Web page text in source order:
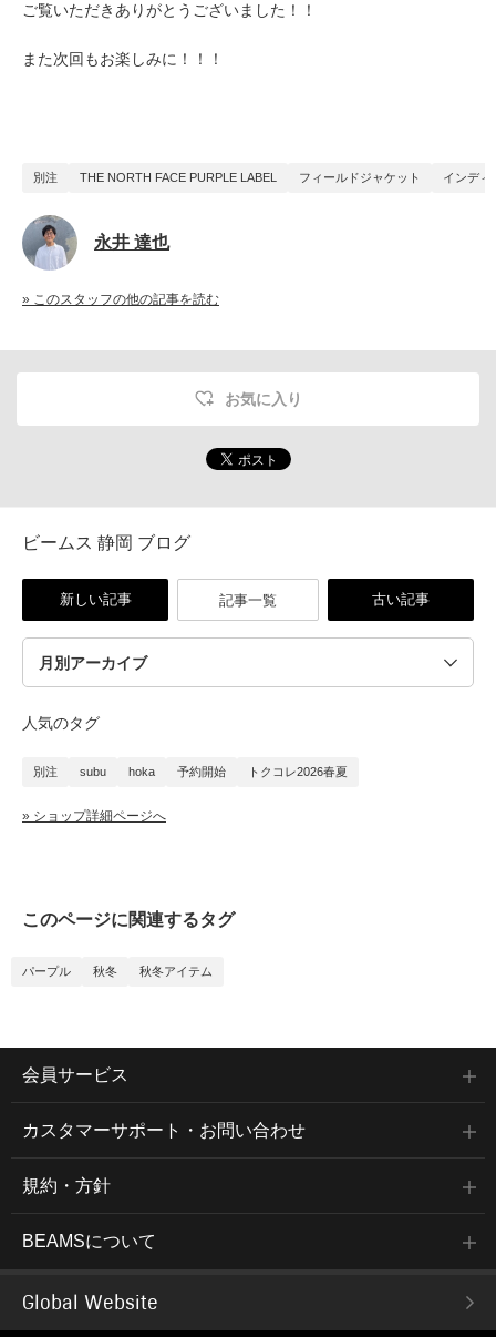
ご覧いただきありがとうございました！！
また次回もお楽しみに！！！
別注 THE NORTH FACE PURPLE LABEL フィールドジャケット インディ
永井 達也
» このスタッフの他の記事を読む
お気に入り
ビームス 静岡 ブログ
新しい記事 記事一覧 古い記事
人気のタグ
別注 subu hoka 予約開始 トクコレ2026春夏
» ショップ詳細ページへ
このページに関連するタグ
パープル 秋冬 秋冬アイテム
会員サービス
カスタマーサポート・お問い合わせ
規約・方針
BEAMSについて
Global Website